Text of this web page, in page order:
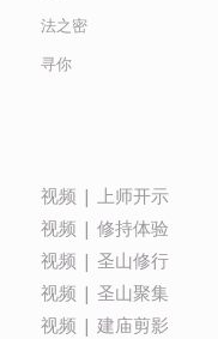
法之密
寻你
视频 | 上师开示
视频 | 修持体验
视频 | 圣山修行
视频 | 圣山聚集
视频 | 建庙剪影